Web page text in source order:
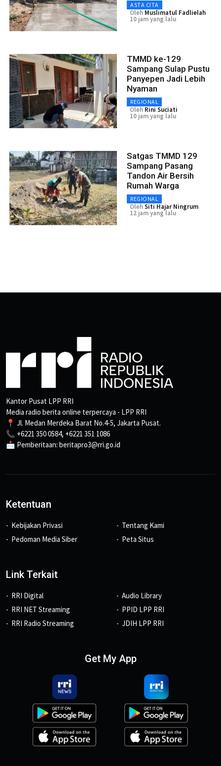
ASTA CITA
Oleh Muslimatul Fadlielah
10 jam yang lalu
TMMD ke-129
Sampang Sulap Pustu
Panyepen Jadi Lebih
Nyaman
REGIONAL
Oleh Rini Suciati
10 jam yang lalu
Satgas TMMD 129
Sampang Pasang
Tandon Air Bersih
Rumah Warga
REGIONAL
OlehSiti Hajar Ningrum
12 jam yang lalu
Kantor Pusat LPP RRI
Media radio berita online terpercaya - LPP RRI
📍 Jl. Medan Merdeka Barat No.4-5, Jakarta Pusat.
📞 +6221 350 0584, +6221 351 1086
📩 Pemberitaan: beritapro3@rri.go.id
Ketentuan
Kebijakan Privasi
Pedoman Media Siber
Tentang Kami
Peta Situs
Link Terkait
RRI Digital
RRI NET Streaming
RRI Radio Streaming
Audio Library
PPID LPP RRI
JDIH LPP RRI
Get My App